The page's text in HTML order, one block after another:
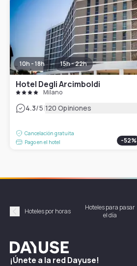
10h - 18h 15h - 22h
Hotel Degli Arcimboldi
Milano
4.3/5|120 Opiniones
Cancelación gratuita
Pago en el hotel
-52%
Précédent
Hoteles por horas
Hoteles para pasar
el día
Dayuse
¡Únete a la red Dayuse!